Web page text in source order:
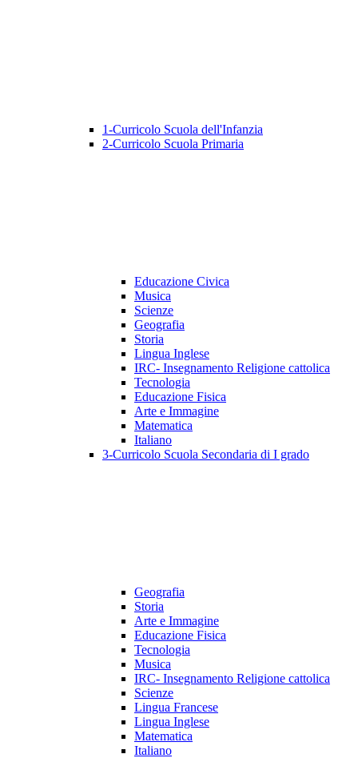
1-Curricolo Scuola dell'Infanzia
2-Curricolo Scuola Primaria
Educazione Civica
Musica
Scienze
Geografia
Storia
Lingua Inglese
IRC- Insegnamento Religione cattolica
Tecnologia
Educazione Fisica
Arte e Immagine
Matematica
Italiano
3-Curricolo Scuola Secondaria di I grado
Geografia
Storia
Arte e Immagine
Educazione Fisica
Tecnologia
Musica
IRC- Insegnamento Religione cattolica
Scienze
Lingua Francese
Lingua Inglese
Matematica
Italiano